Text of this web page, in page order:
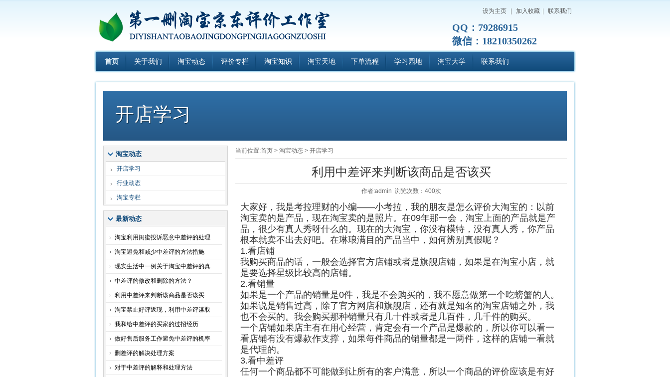
QQ：79286915
微信：18210350262
设为主页 加入收藏 联系我们
首页 关于我们 淘宝动态 评价专栏 淘宝知识 淘宝天地 下单流程 学习园地 淘宝大学 联系我们
开店学习
当前位置:首页 > 淘宝动态 > 开店学习
利用中差评来判断该商品是否该买
作者:admin 浏览次数：400次
大家好，我是考拉理财的小编——小考拉，我的朋友是怎么评价大淘宝的：以前
淘宝卖的是产品，现在淘宝卖的是照片。在09年那一会，淘宝上面的产品就是产
品，很少有真人秀呀什么的。现在的大淘宝，你没有模特，没有真人秀，你产品
根本就卖不出去好吧。在琳琅满目的产品当中，如何辨别真假呢？
1.看店铺
我购买商品的话，一般会选择官方店铺或者是旗舰店铺，如果是在淘宝小店，就
是要选择星级比较高的店铺。
2.看销量
如果是一个产品的销量是0件，我是不会购买的，我不愿意做第一个吃螃蟹的人。
如果说是销售过高，除了官方网店和旗舰店，还有就是知名的淘宝店铺之外，我
也不会买的。我会购买那种销量只有几十件或者是几百件，几千件的购买。
一个店铺如果店主有在用心经营，肯定会有一个产品是爆款的，所以你可以看一
看店铺有没有爆款作支撑，如果每件商品的销量都是一两件，这样的店铺一看就
是代理的。
3.看中差评
任何一个商品都不可能做到让所有的客户满意，所以一个商品的评价应该是有好
淘宝动态
开店学习
行业动态
淘宝专栏
最新动态
淘宝利用闺蜜投诉恶意中差评的处理
淘宝避免和减少中差评的方法措施
现实生活中一例关于淘宝中差评的真
中差评的修改和删除的方法？
利用中差评来判断该商品是否该买
淘宝禁止好评返现，利用中差评谋取
我和给中差评的买家的过招经历
做好售后服务工作避免中差评的机率
删差评的解决处理方案
对于中差评的解释和处理方法